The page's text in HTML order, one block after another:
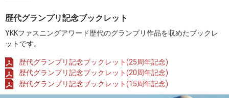
歴代グランプリ記念ブックレット
YKKファスニングアワード歴代のグランプリ作品を収めたブックレ
ットです。
歴代グランプリ記念ブックレット(25周年記念)
歴代グランプリ記念ブックレット(20周年記念)
歴代グランプリ記念ブックレット(15周年記念)